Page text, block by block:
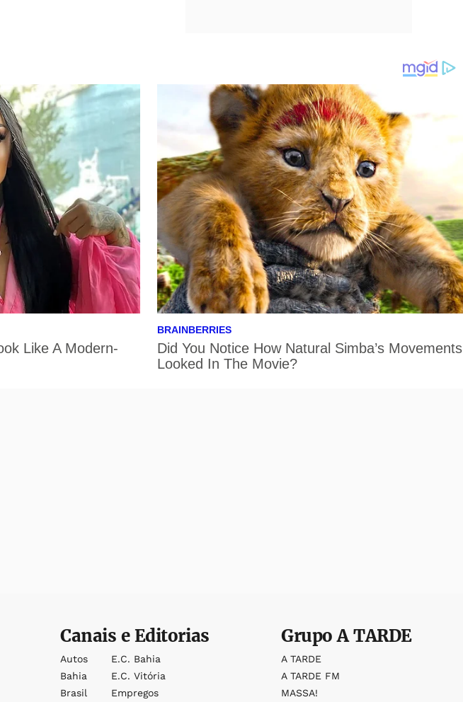
Canais e Editorias
Autos
Bahia
Brasil
E.c. Bahia
E.c. Vitória
Empregos
GrupoA TARDE
A TARDE
A TARDE FM
MASSA!